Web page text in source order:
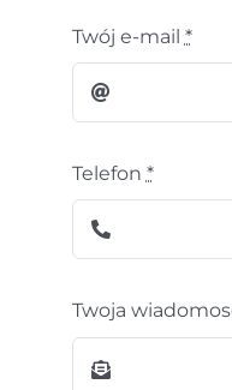
Twój e-mail *
Telefon *
Twoja